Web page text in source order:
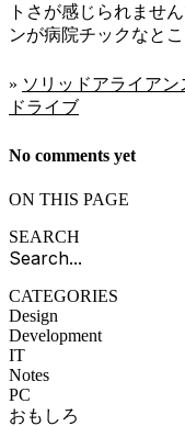
トさが感じられませ
ンが病院チックなと
» ソリッドアライアン
ドライブ
No comments yet
ON THIS PAGE
SEARCH
CATEGORIES
Design
Development
IT
Notes
PC
おもしろ